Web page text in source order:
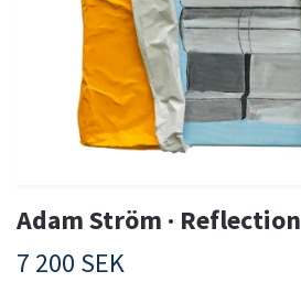
Adam Ström · Reflection
7 200 SEK